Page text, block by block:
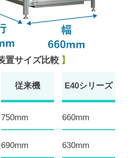
置サイズ比較
従来機 E40シリーズ
750mm 660mm
690mm 630mm